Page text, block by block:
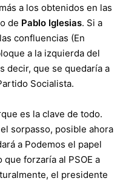
a los obtenidos en las
de Pablo Iglesias. Si a
confluencias (En
a la izquierda del
decir, que se quedaría a
Socialista.
es la clave de todo.
sorpasso, posible ahora
a Podemos el papel
forzaría al PSOE a
el presidente